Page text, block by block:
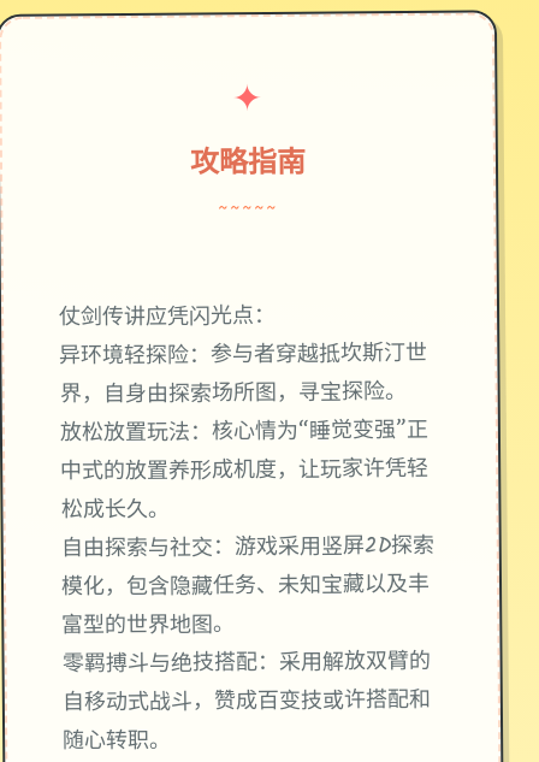
✦
攻略指南
~~~~~
仗剑传讲应凭闪光点：
异环境轻探险：参与者穿越抵坎斯汀世
界，自身由探索场所图，寻宝探险。
放松放置玩法：核心情为“睡觉变强”正
中式的放置养形成机度，让玩家许凭轻
松成长久。
自由探索与社交：游戏采用竖屏2D探索
模化，包含隐藏任务、未知宝藏以及丰
富型的世界地图。
零羁搏斗与绝技搭配：采用解放双臂的
自移动式战斗，赞成百变技或许搭配和
随心转职。